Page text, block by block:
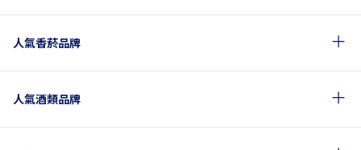
人氣香菸品牌
人氣酒類品牌